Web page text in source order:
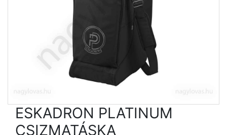
ESKADRON PLATINUM
CSIZMATÁSKA